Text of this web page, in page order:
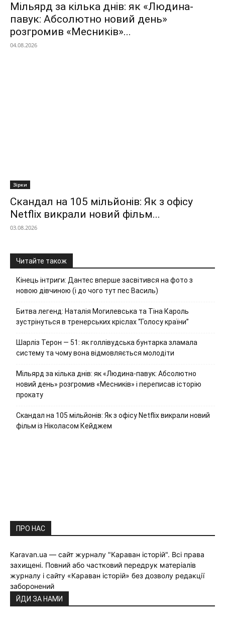
Мільярд за кілька днів: як «Людина-
павук: Абсолютно новий день»
розгромив «Месників»...
04.08.2026
Зірки
Скандал на 105 мільйонів: Як з офісу
Netflix викрали новий фільм...
03.08.2026
Читайте також
Кінець інтриги: Дантес вперше засвітився на фото з
новою дівчиною (і до чого тут пес Василь)
Битва легенд: Наталія Могилевська та Тіна Кароль
зустрінуться в тренерських кріслах “Голосу країни”
Шарліз Терон — 51: як голлівудська бунтарка зламала
систему та чому вона відмовляється молодіти
Мільярд за кілька днів: як «Людина-павук: Абсолютно
новий день» розгромив «Месників» і переписав історію
прокату
Скандал на 105 мільйонів: Як з офісу Netflix викрали новий
фільм із Ніколасом Кейджем
ПРО НАС
Karavan.ua — сайт журналу "Караван історій". Всі права
захищені. Повний або частковий передрук матеріалів
журналу і сайту «Караван історій» без дозволу редакції
заборонений
ЙДИ ЗА НАМИ